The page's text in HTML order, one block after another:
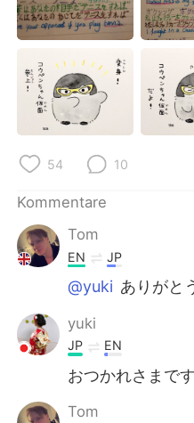
54 10
Kommentare
Tom
EN JP
@yuki ありがと
yuki
JP EN
おつかれさま
Tom